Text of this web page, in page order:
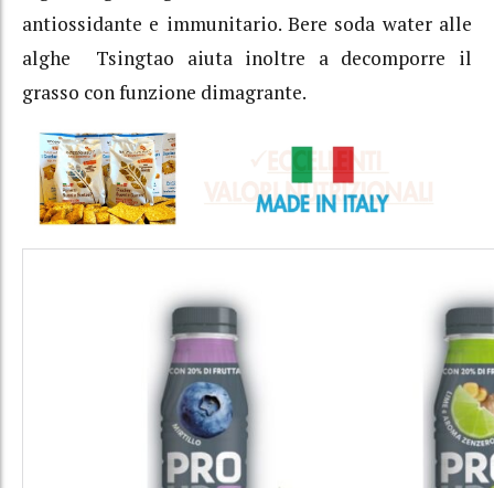
antiossidante e immunitario. Bere soda water alle
alghe Tsingtao aiuta inoltre a decomporre il
grasso con funzione dimagrante.